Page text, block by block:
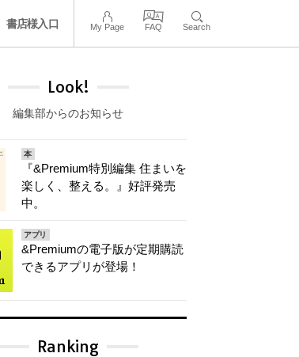
書店様入口 My Page FAQ Search
Look!
編集部からのお知らせ
本
『&Premium特別編集 住まいを
楽しく、整える。』好評発売
中。
アプリ
&Premiumの電子版が定期購読
できるアプリが登場！
Ranking